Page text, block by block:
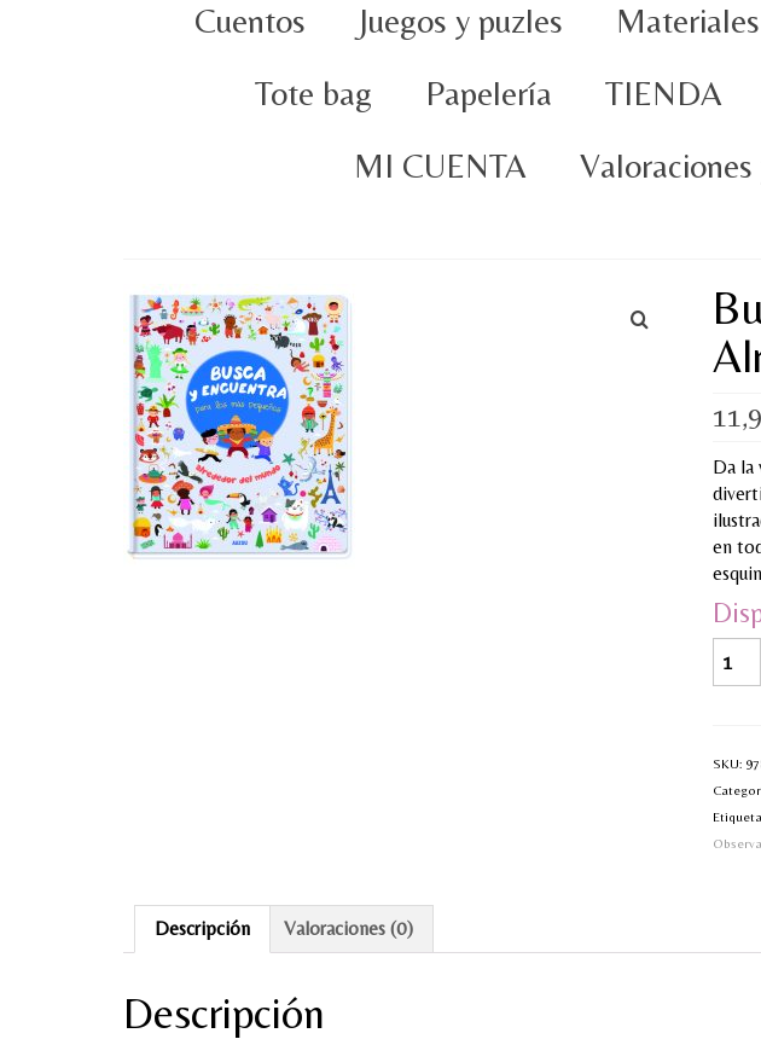
Cuentos Juegos y puzles
Tote bag
Papelería TIENDA
MI CUENTA
Da la
en
los
mas
SKU:
Descripción Valoraciones (0)
Descripción